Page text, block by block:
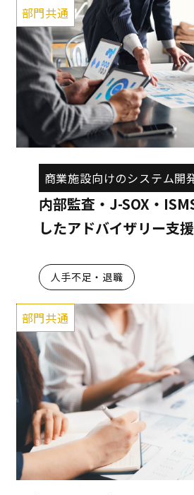
部門共通
商業施設向けのシステム開
内部監査・J-SOX・
したアドバイザリー支援
人手不足・退職
部門共通